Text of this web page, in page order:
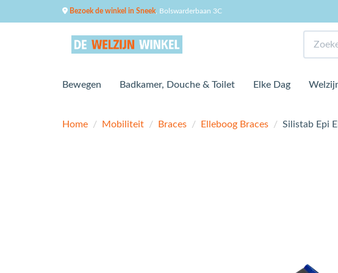
Bezoek de winkel in Sneek , Bolswarderbaan 3C
Bewegen Badkamer, Douche & Toilet Elke Dag
Home / Mobiliteit / Braces / Elleboog Braces / Silistab Epi